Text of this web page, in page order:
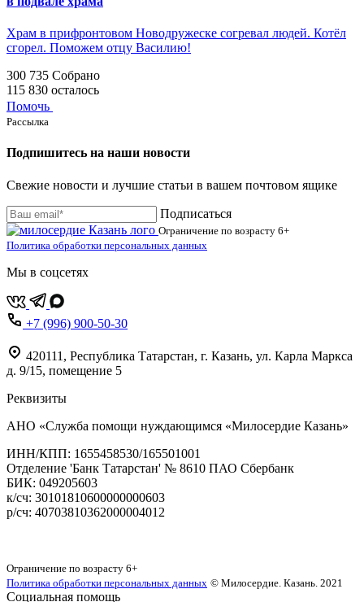
Храм в прифронтовом Новодружеске согревал людей. Котёл
сгорел. Поможем отцу Василию!
300 735 Собрано
115 830 осталось
Помочь
Рассылка
Подпишитесь на наши новости
Свежие новости и лучшие статьи в вашем почтовом ящике
Подписаться
Ограничение по возрасту 6+
Политика обработки персональных данных
Мы в соцсетях
+7 (996) 900-50-30
420111 , Республика Татарстан, г. Казань, ул. Карла Маркса
д. 9/15, помещение 5
Реквизиты
АНО «Служба помощи нуждающимся «Милосердие Казань»
‌ИНН/КПП: 1655458530/165501001
Отделение 'Банк Татарстан' № 8610 ПАО Сбербанк
БИК: 049205603
‌к/сч: 30101810600000000603
р/сч: 40703810362000004012
Ограничение по возрасту 6+
Политика обработки персональных данных © Милосердие. Казань. 2021
Социальная помощь